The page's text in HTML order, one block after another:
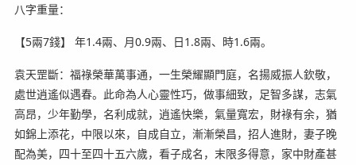
八字重量：
【5兩7錢】 年1.4兩、月0.9兩、日1.8兩、時1.6兩。
袁天罡斷：福祿榮華萬事通，一生榮耀顯門庭，名揚威振人欽敬，
處世逍遙似遇春。此命為人心靈性巧，做事細致，足智多謀，志氣
高昂，少年勤學，名利成就，逍遙快樂，氣量寬宏，財祿有余，猶
如錦上添花，中限以來，自成自立，漸漸榮昌，招人進財，妻子晚
配為美，四十至四十五六歲，看子成名，末限多得意，家中財產甚